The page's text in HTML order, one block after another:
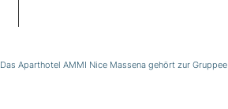
Das Aparthotel AMMI Nice Massena gehört zur Gruppee